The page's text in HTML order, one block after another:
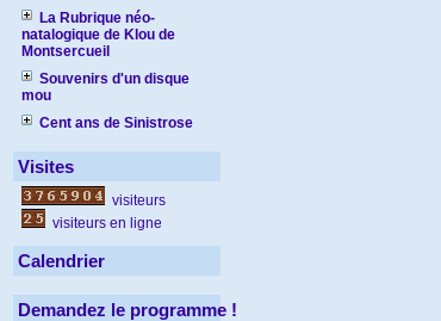
La Rubrique néo-
natalogique de Klou de
Montsercueil
Souvenirs d'un disque
mou
Cent ans de Sinistrose
Visites
visiteurs
visiteurs en ligne
Calendrier
Demandez le programme !